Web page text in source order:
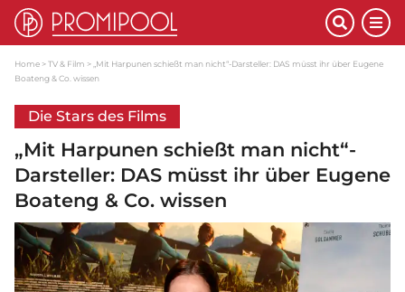
Home TV & Film
„Mit Harpunen schießt man nicht“-Darsteller: DAS müsst ihr über Eugene
Boateng & Co. wissen
Die Stars des Films
„Mit Harpunen schießt man nicht“-
Darsteller: DAS müsst ihr über Eugene
Boateng & Co. wissen